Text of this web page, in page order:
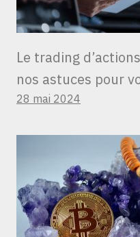
Le trading
nos astuces pour
28 mai 2024